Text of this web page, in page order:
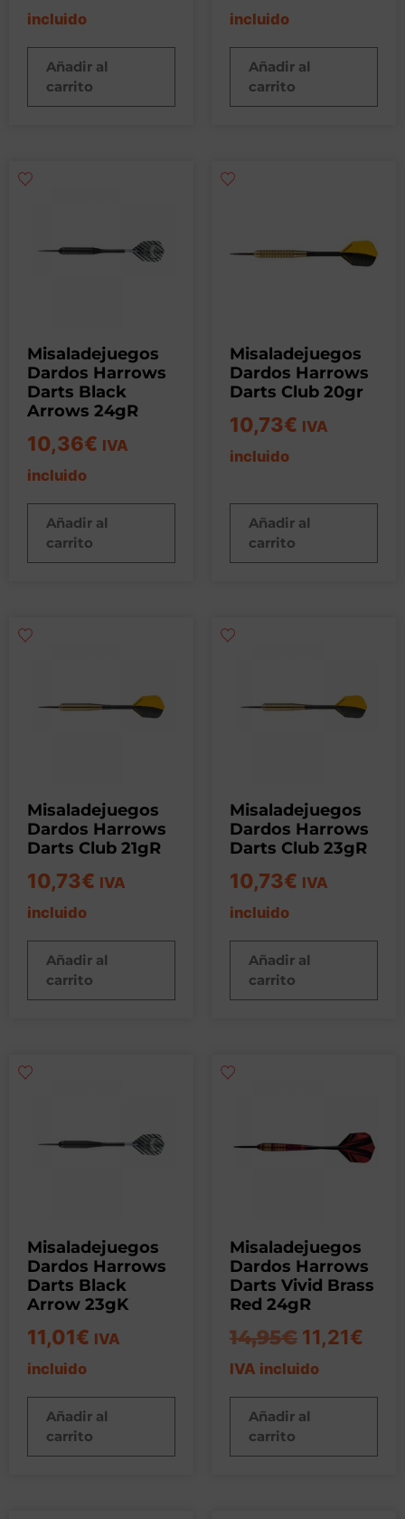
incluido
Añadir al
carrito
incluido
Añadir al
carrito
Misaladejuegos
Dardos Harrows
Darts Black
Arrows 24gR
10,36€ IVA
incluido
Añadir al
carrito
Misaladejuegos
Dardos Harrows
Darts Club 20gr
10,73€ IVA
incluido
Añadir al
carrito
Misaladejuegos
Dardos Harrows
Darts Club 21gR
10,73€ IVA
incluido
Añadir al
carrito
Misaladejuegos
Dardos Harrows
Darts Club 23gR
10,73€ IVA
incluido
Añadir al
carrito
Misaladejuegos
Dardos Harrows
Darts Black
Arrow 23gK
11,01€ IVA
incluido
Añadir al
carrito
Misaladejuegos
Dardos Harrows
Darts Vivid Brass
Red 24gR
14,95€ 11,21€
IVA incluido
Añadir al
carrito